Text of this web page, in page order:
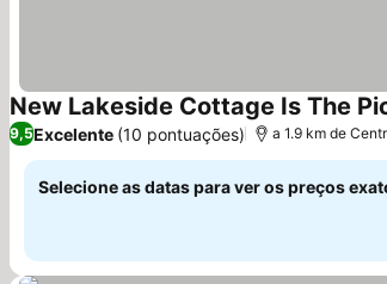
New Lakeside Cottage Is The
9,5Excelente (10 pontuações) a 1.9 km de
Selecione as datas para ver os preços